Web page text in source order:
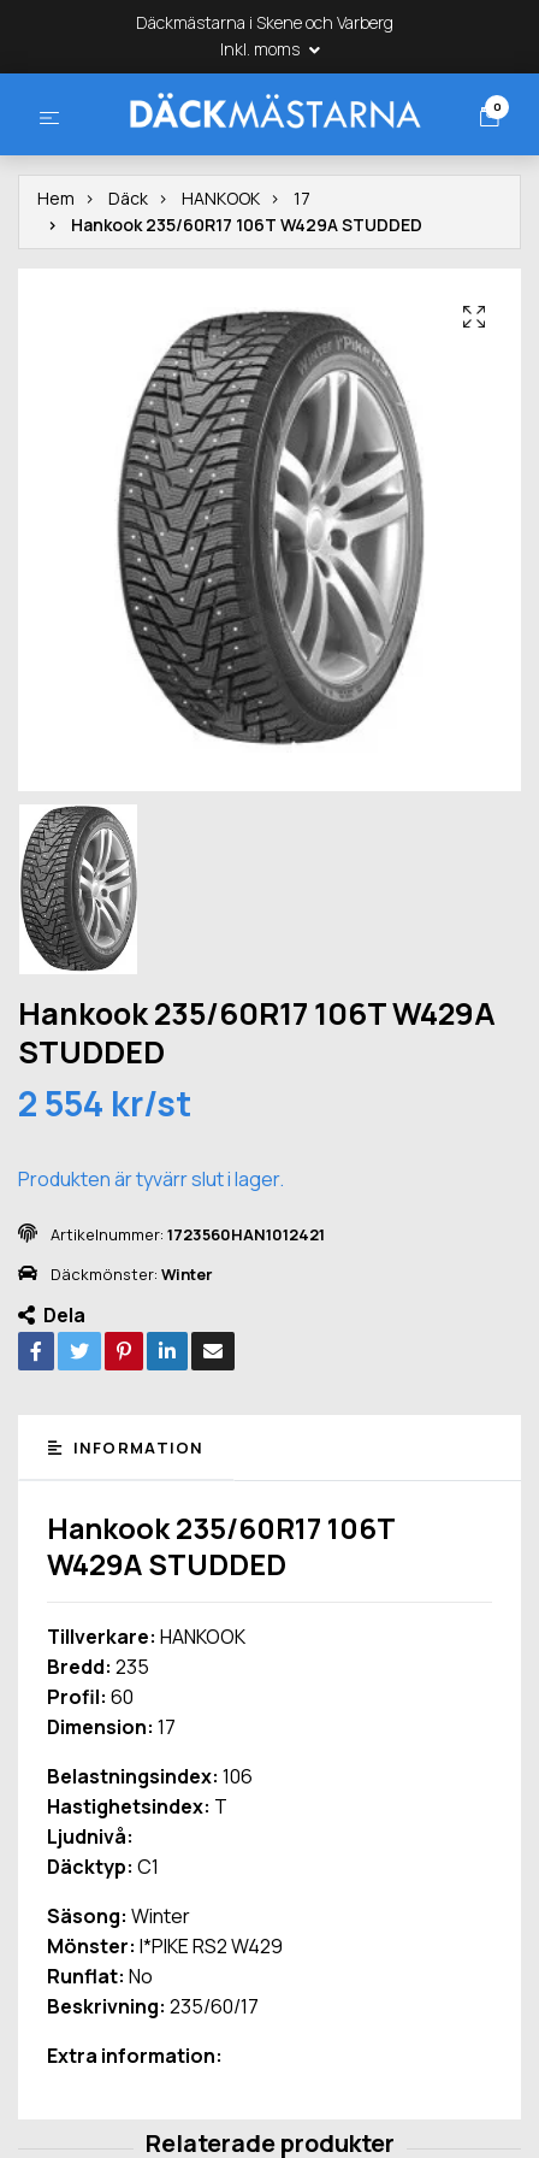
Däckmästarna i Skene och Varberg
Inkl. moms
0
Hem Däck HANKOOK
17
Hankook 235/60R17 106T W429A STUDDED
Hankook 235/60R17 106T W429A
STUDDED
2 554 kr/st
Produkten är tyvärr slut i lager.
Artikelnummer: 1723560HAN1012421
Däckmönster: Winter
Dela
INFORMATION
Hankook 235/60R17 106T
W429A STUDDED
Tillverkare: HANKOOK
Bredd: 235
Profil: 60
Dimension: 17
Belastningsindex: 106
Hastighetsindex: T
Ljudnivå:
Däcktyp: C1
Säsong: Winter
Mönster: I*PIKE RS2 W429
Runflat: No
Beskrivning: 235/60/17
Extra information: